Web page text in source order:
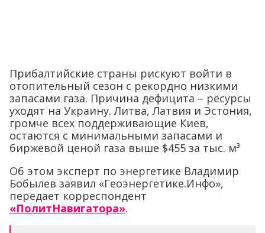
Прибалтийские страны рискуют войти в
отопительный сезон с рекордно низкими
запасами газа. Причина дефицита – ресурсы
уходят на Украину. Литва, Латвия и Эстония,
громче всех поддерживающие Киев,
остаются с минимальными запасами и
биржевой ценой газа выше $455 за тыс. м³
Об этом эксперт по энергетике Владимир
Бобылев заявил «Геоэнергетике.Инфо»,
передает корреспондент
«ПолитНавигатора».